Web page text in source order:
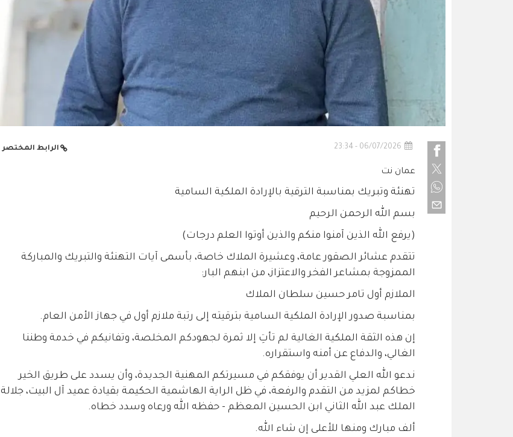
06/07/2026 - 23:34 الرابط المختصر
عمان نت
تهنئة وتبريك بمناسبة الترقية بالإرادة الملكية السامية
بسم الله الرحمن الرحيم
(يرفع الله الذين آمنوا منكم والذين أوتوا العلم درجات)
تتقدم عشائر الصقور عامة، وعشيرة الملاك خاصة، بأسمى آيات التهنئة والتبريك والمباركة
الممزوجة بمشاعر الفخر والاعتزاز، من ابنهم البار:
الملازم أول تامر حسين سلطان الملاك
بمناسبة صدور الإرادة الملكية السامية بترقيته إلى رتبة ملازم أول في جهاز الأمن العام.
إن هذه الثقة الملكية الغالية لم تأتِ إلا ثمرة لجهودكم المخلصة، وتفانيكم في خدمة وطننا
الغالي، والدفاع عن أمنه واستقراره.
ندعو الله العلي القدير أن يوفقكم في مسيرتكم المهنية الجديدة، وأن يسدد على طريق الخير
خطاكم لمزيد من التقدم والرفعة، في ظل الراية الهاشمية الحكيمة بقيادة عميد آل البيت، جلالة
الملك عبد الله الثاني ابن الحسين المعظم - حفظه الله ورعاه وسدد خطاه.
ألف مبارك ومنها للأعلى إن شاء الله.